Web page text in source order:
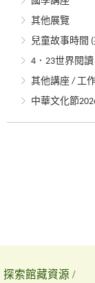
其他展覽
兒童故事時間
4．23世界閱讀
其他講座 / 工
中華文化節
探索館藏資源 /